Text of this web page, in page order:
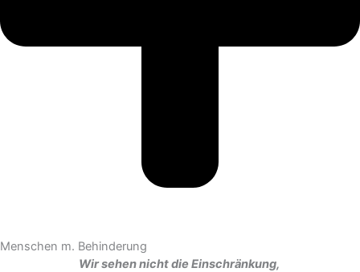
Menschen m. Behinderung
Wir sehen nicht die Einschränkung,